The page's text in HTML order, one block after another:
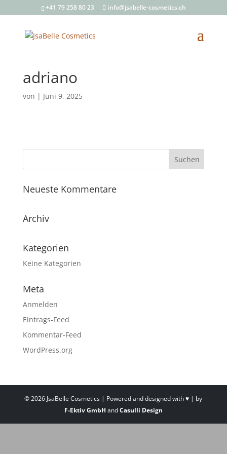
+41 79 258 80 23 info@jsabelle-cosmetics.ch
adriano
von | Juni 9, 2025
Neueste Kommentare
Archiv
Kategorien
Keine Kategorien
Meta
Anmelden
Eintrags-Feed
Kommentar-Feed
WordPress.org
© 2026 JsaBelle Cosmetics | Powered and designed with ♥ | by
F-Ektiv GmbH andCasulli Design